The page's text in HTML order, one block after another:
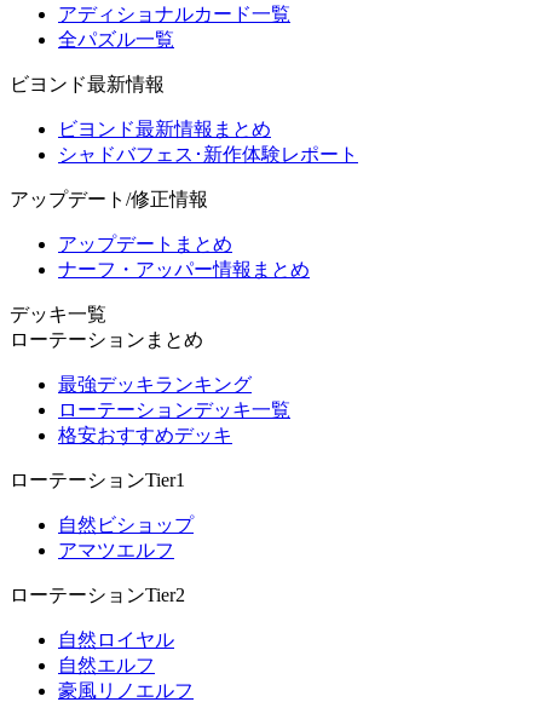
アディショナルカード一覧
全パズル一覧
ビヨンド最新情報
ビヨンド最新情報まとめ
シャドバフェス･新作体験レポート
アップデート/修正情報
アップデートまとめ
ナーフ・アッパー情報まとめ
デッキ一覧
ローテーションまとめ
最強デッキランキング
ローテーションデッキ一覧
格安おすすめデッキ
ローテーションTier1
自然ビショップ
アマツエルフ
ローテーションTier2
自然ロイヤル
自然エルフ
豪風リノエルフ